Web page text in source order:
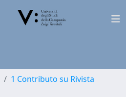
1 Contributo su Rivista